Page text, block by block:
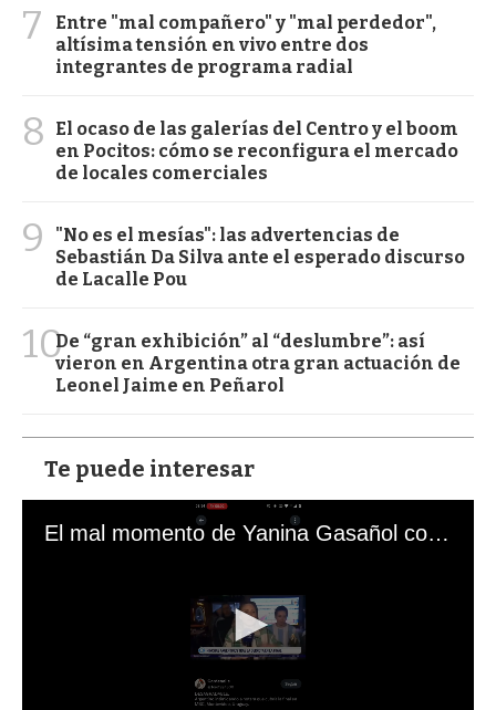
7
Entre "mal compañero" y "mal perdedor",
altísima tensión en vivo entre dos
integrantes de programa radial
8
El ocaso de las galerías del Centro y el boom
en Pocitos: cómo se reconfigura el mercado
de locales comerciales
9
"No es el mesías": las advertencias de
Sebastián Da Silva ante el esperado discurso
de Lacalle Pou
10De “gran exhibición” al “deslumbre”: así
vieron en Argentina otra gran actuación de
Leonel Jaime en Peñarol
Te puede interesar
El mal momento de Yanina Gasañol con un hincha argentino en "Subrayado"